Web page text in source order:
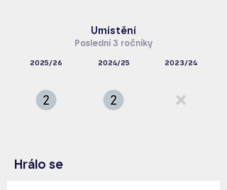
Umístění
Poslední 3 ročníky
2025/26 2024/25 2023/24
Hrálo se